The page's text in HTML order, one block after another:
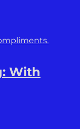
With